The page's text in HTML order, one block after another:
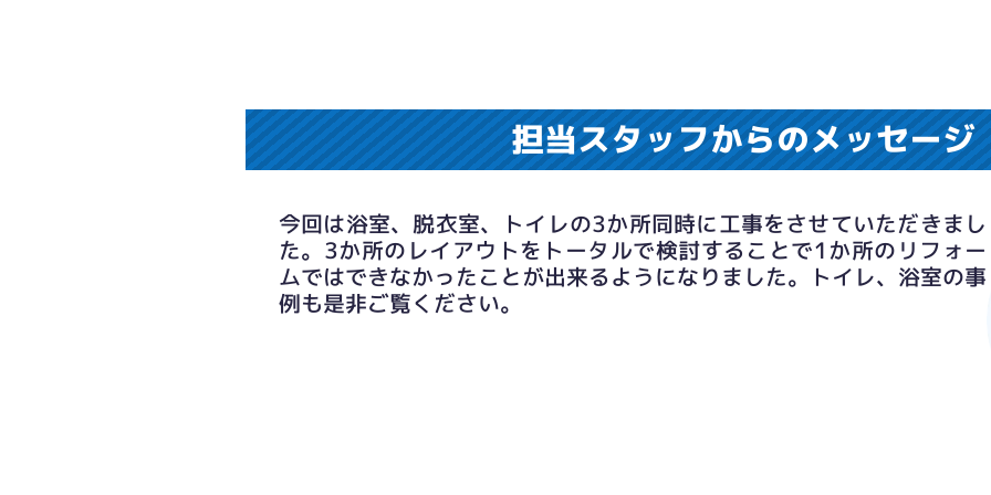
担当スタッフからのメッセージ
今回は浴室、脱衣室、トイレの3か所同時に工事をさせていただきまし
た。3か所のレイアウトをトータルで検討することで1か所のリフォー
ムではできなかったことが出来るようになりました。トイレ、浴室の事
例も是非ご覧ください。